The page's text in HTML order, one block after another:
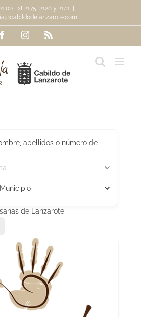
00 Ext 2175, 2128 y 2141
FacebookInstagramRss
apellidos o número de
de Lanzarote